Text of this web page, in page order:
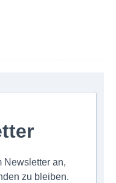
Newsletter an,
zu bleiben.